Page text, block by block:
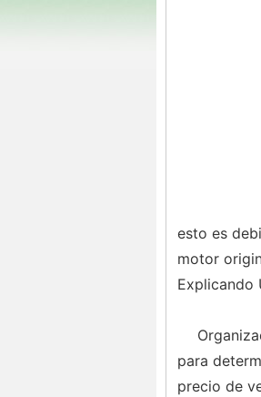
esto es
motor
Explicando
para
precio de